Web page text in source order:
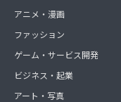
アニメ・漫画
ファッション
ゲーム・サービス開発
ビジネス・起業
アート・写真